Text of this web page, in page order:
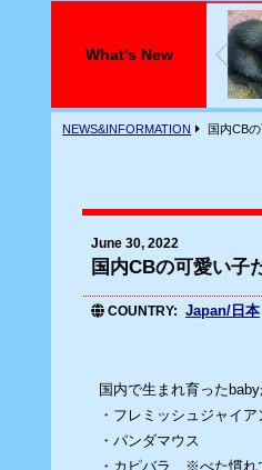
What's New
荷しております
NEWS&INFORMATION 国内CB
June 30, 2022
国内CBの可愛い子
COUNTRY Japan/日本
国内で生まれ育った
・フレミッシュジャイア
・パンダマウス
・カピバラ ※べた慣れ